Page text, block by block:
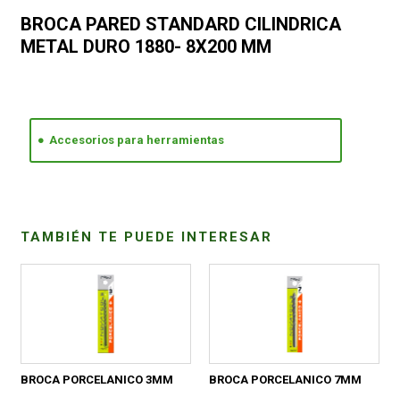
BROCA PARED STANDARD CILINDRICA
METAL DURO 1880- 8X200 MM
Accesorios para herramientas
TAMBIÉN TE PUEDE INTERESAR
BROCA PORCELANICO 3MM BROCA PORCELANICO 7MM
DEVOLUCIONES
CONDICIONES